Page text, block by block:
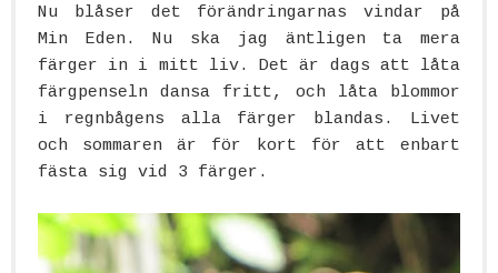
Nu blåser det förändringarnas vindar på
Min Eden. Nu ska jag äntligen ta mera
färger in i mitt liv. Det är dags att låta
färgpenseln dansa fritt, och låta blommor
i regnbågens alla färger blandas. Livet
och sommaren är för kort för att enbart
fästa sig vid 3 färger.